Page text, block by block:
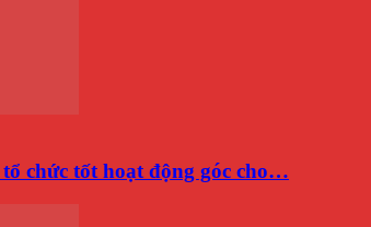
chức tốt hoạt động góc cho…